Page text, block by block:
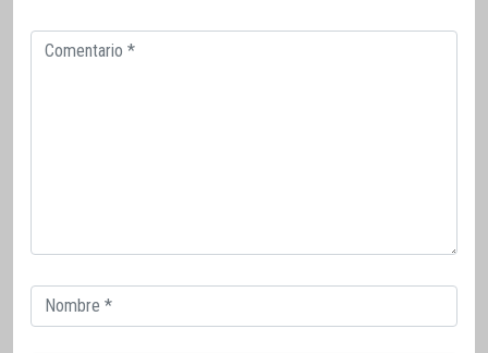
Comentario
Correo
electrónico